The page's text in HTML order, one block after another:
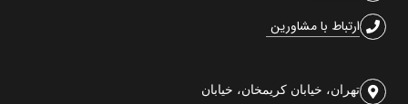
ارتباط با مشاورین
تهران، خیابان کریمخان، خیابان